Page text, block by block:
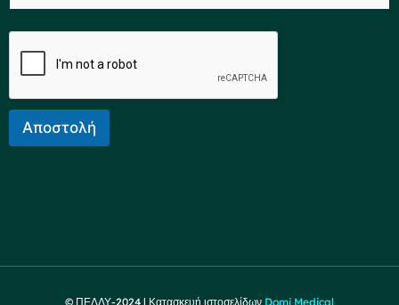
Αποστολή
© ΠΕΔΔΥ-2024 | Κατασκευή ιστοσελίδων Domi Medical